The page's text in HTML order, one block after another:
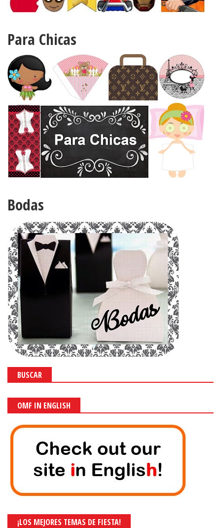
Para Chicas
Bodas
BUSCAR
OMF IN ENGLISH
¡LOS MEJORES TEMAS DE FIESTA!